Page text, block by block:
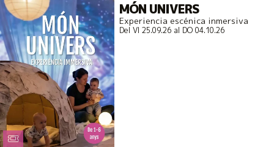
MÓN UNIVERS
Experiencia escénica inmersiva
Del VI 25.09.26al DO 04.10.26